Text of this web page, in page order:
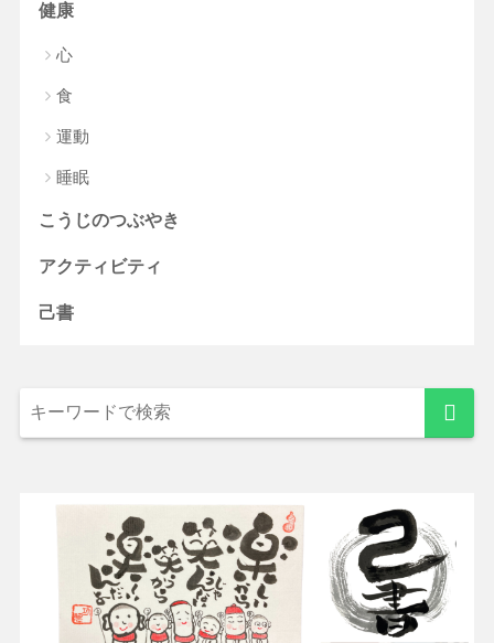
健康
心
食
運動
睡眠
こうじのつぶやき
アクティビティ
己書